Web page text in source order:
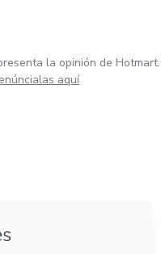
la opinión de Hotmart.
aquí